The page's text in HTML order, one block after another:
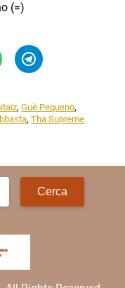
(=)
,Guè Pequeno,
,Tha Supreme